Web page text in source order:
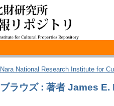
Nara National Research Institute for
ブラウズ : 著者 James E.